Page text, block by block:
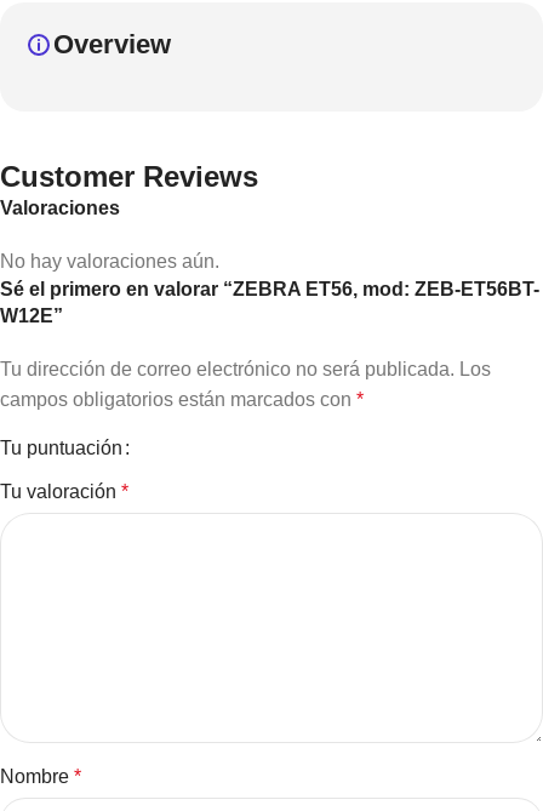
Overview
Customer Reviews
Valoraciones
No hay valoraciones aún.
Sé el primero en valorar “ZEBRA ET56, mod: ZEB-ET56BT-
W12E”
Tu dirección de correo electrónico no será publicada. Los
campos obligatorios están marcados con *
Tu puntuación
Tu valoración *
Nombre *